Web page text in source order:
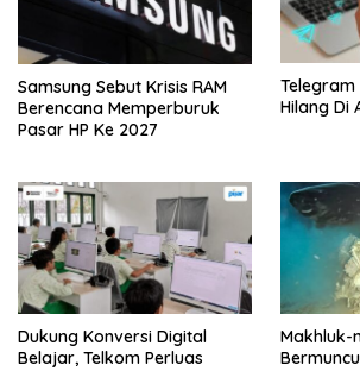
Samsung Sebut Krisis RAM
Berencana Memperburuk
Pasar HP Ke 2027
Telegram
Hilang Di
Dukung Konversi Digital
Belajar, Telkom Perluas
Makhluk-